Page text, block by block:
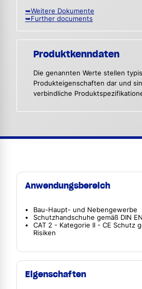
➥Weitere Dokumente
➥Further documents
Produktkenndaten
Die genannten Werte stellen
Produkteigenschaften dar und
verbindliche
Anwendungsbereich
Bau-Haupt- und Nebengewerbe
Schutzhandschuhe gemäß DIN
CAT 2 - Kategorie II - CE Schutz
Risiken
Eigenschaften